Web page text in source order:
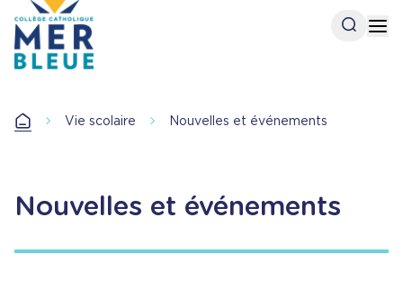
contenu
principal
Open
Accueil Vie scolaire Nouvelles et événements
Nouvelles et événements